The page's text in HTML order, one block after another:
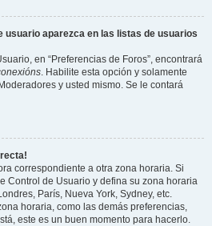
usuario aparezca en las listas de usuarios
en “Preferencias de Foros”, encontrará
. Habilite esta opción y solamente
y usted mismo. Se le contará
correspondiente a otra zona horaria. Si
Control de Usuario y defina su zona horaria
París, Nueva York, Sydney, etc.
horaria, como las demás preferencias,
este es un buen momento para hacerlo.